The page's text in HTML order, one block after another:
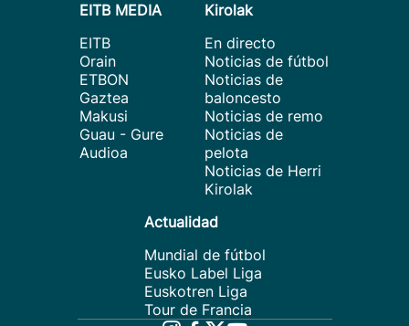
EITB MEDIA
EITB
Orain
ETBON
Gaztea
Makusi
Guau - Gure
Audioa
Kirolak
En directo
Noticias de fútbol
Noticias de
baloncesto
Noticias de remo
Noticias de
pelota
Noticias de Herri
Kirolak
Actualidad
Mundial de fútbol
Eusko Label Liga
Euskotren Liga
Tour de Francia